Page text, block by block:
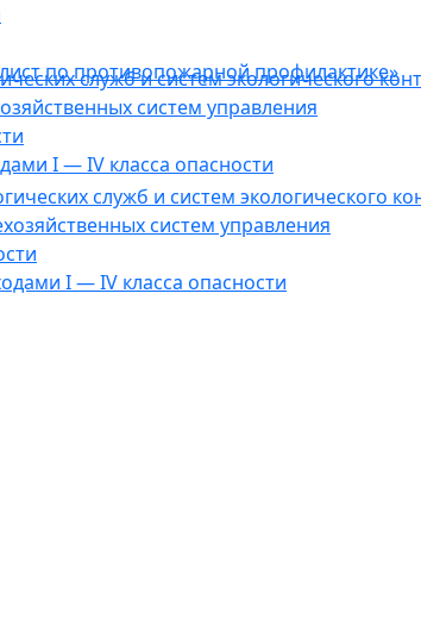
служб и систем экологического
систем управления
I — IV класса опасности
по противопожарной профилактике»
служб и систем экологического
систем управления
I — IV класса опасности